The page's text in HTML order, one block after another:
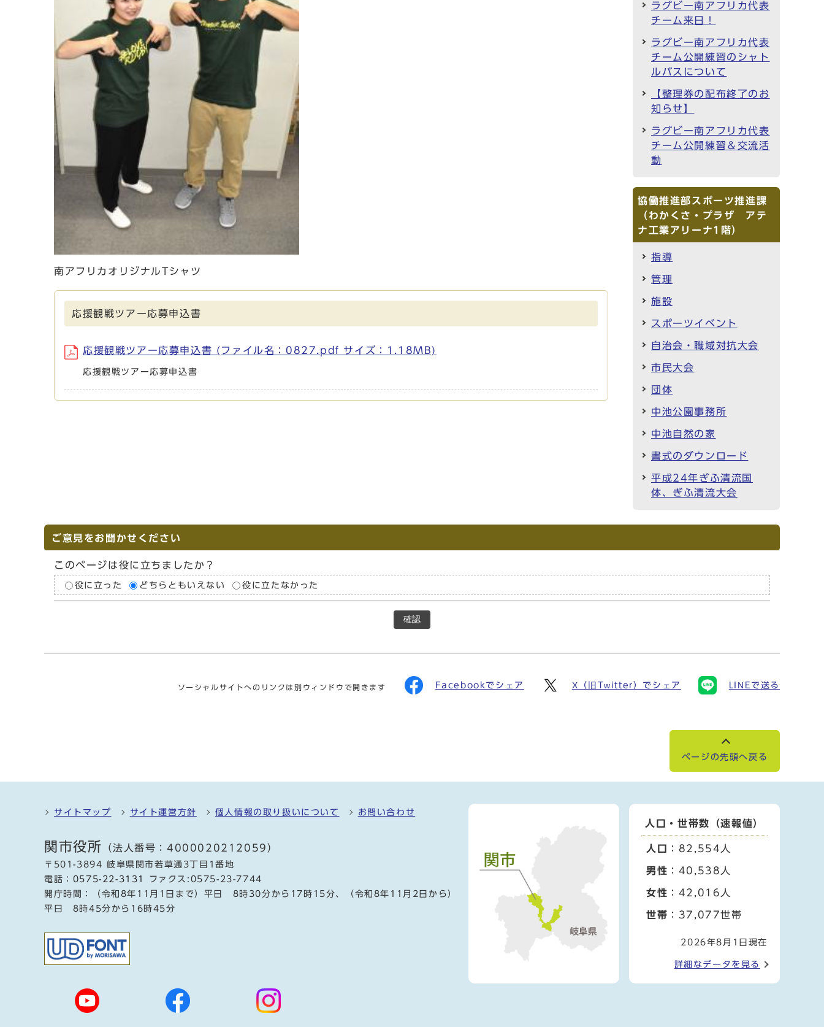
南アフリカオリジナルTシャツ
応援観戦ツアー応募申込書
応援観戦ツアー応募申込書 (ファイル名：0827.pdf サイズ：1.18MB)
応援観戦ツアー応募申込書
ラグビー南アフリカ代表
チーム来日！
ラグビー南アフリカ代表
チーム公開練習のシャト
ルバスについて
【整理券の配布終了のお
知らせ】
ラグビー南アフリカ代表
チーム公開練習＆交流活
動
協働推進部スポーツ推進課
（わかくさ・プラザ アテ
ナ工業アリーナ1階）
指導
管理
施設
スポーツイベント
自治会・職域対抗大会
市民大会
団体
中池公園事務所
中池自然の家
書式のダウンロード
平成24年ぎふ清流国
体、ぎふ清流大会
ご意見をお聞かせください
このページは役に立ちましたか？
役に立った どちらともいえない 役に立たなかった
確認
ソーシャルサイトへのリンクは別ウィンドウで開きます Facebookでシェア X（旧Twitter）でシェア LINEで送る
ページの先頭へ戻る
サイトマップ サイト運営方針 個人情報の取り扱いについて お問い合わせ
関市役所 （法人番号：4000020212059）
〒501-3894 岐阜県関市若草通3丁目1番地
電話： 0575-22-3131
ファクス:0575-23-7744
開庁時間：（令和8年11月1日まで）平日 8時30分から17時15分、（令和8年11月2日から）
平日 8時45分から16時45分
人口・世帯数（速報値）
人口 ：82,554人
男性 ：40,538人
女性 ：42,016人
世帯 ：37,077世帯
2026年8月1日現在
詳細なデータを見る